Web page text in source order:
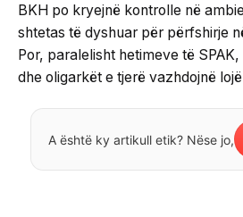
BKH po kryejnë kontrolle në
shtetas të dyshuar për përfshirje
Por, paralelisht hetimeve të
dhe oligarkët e tjerë vazhdojnë
A është ky artikull etik? Nëse jo,